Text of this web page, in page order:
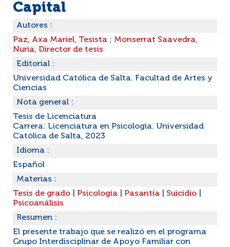
Capital
Autores :
Paz, Axa Mariel, Tesista ; Monserrat Saavedra,
Nuria, Director de tesis
Editorial :
Universidad Católica de Salta. Facultad de Artes y
Ciencias
Nota general :
Tesis de Licenciatura
Carrera: Licenciatura en Psicología. Universidad
Católica de Salta, 2023
Idioma :
Español
Materias :
Tesis de grado
Psicología Pasantía Suicidio
Psicoanálisis
Resumen :
El presente trabajo que se realizó en el programa
Grupo Interdisciplinar de Apoyo Familiar con